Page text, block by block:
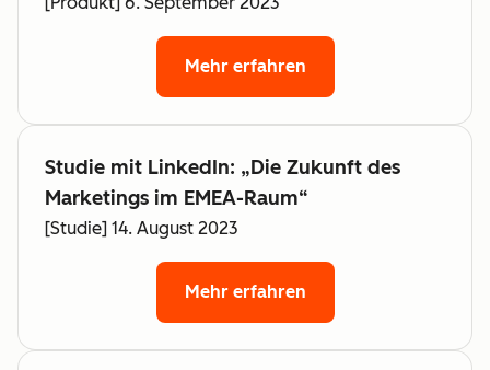
Mehr erfahren
Studie mit LinkedIn: „Die Zukunft des
Marketings im EMEA-Raum“
[Studie] 14. August 2023
Mehr erfahren